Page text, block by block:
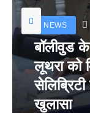
NEWS
बॉलीवुड
लूथरा को
खुलासा